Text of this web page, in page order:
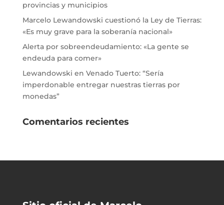
provincias y municipios
Marcelo Lewandowski cuestionó la Ley de Tierras:
«Es muy grave para la soberanía nacional»
Alerta por sobreendeudamiento: «La gente se
endeuda para comer»
Lewandowski en Venado Tuerto: “Sería
imperdonable entregar nuestras tierras por
monedas”
Comentarios recientes